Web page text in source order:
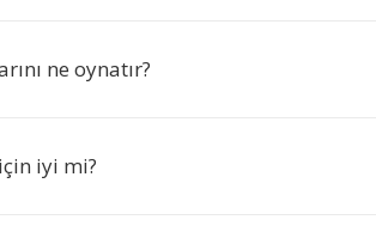
ne oynatır?
iyi mi?